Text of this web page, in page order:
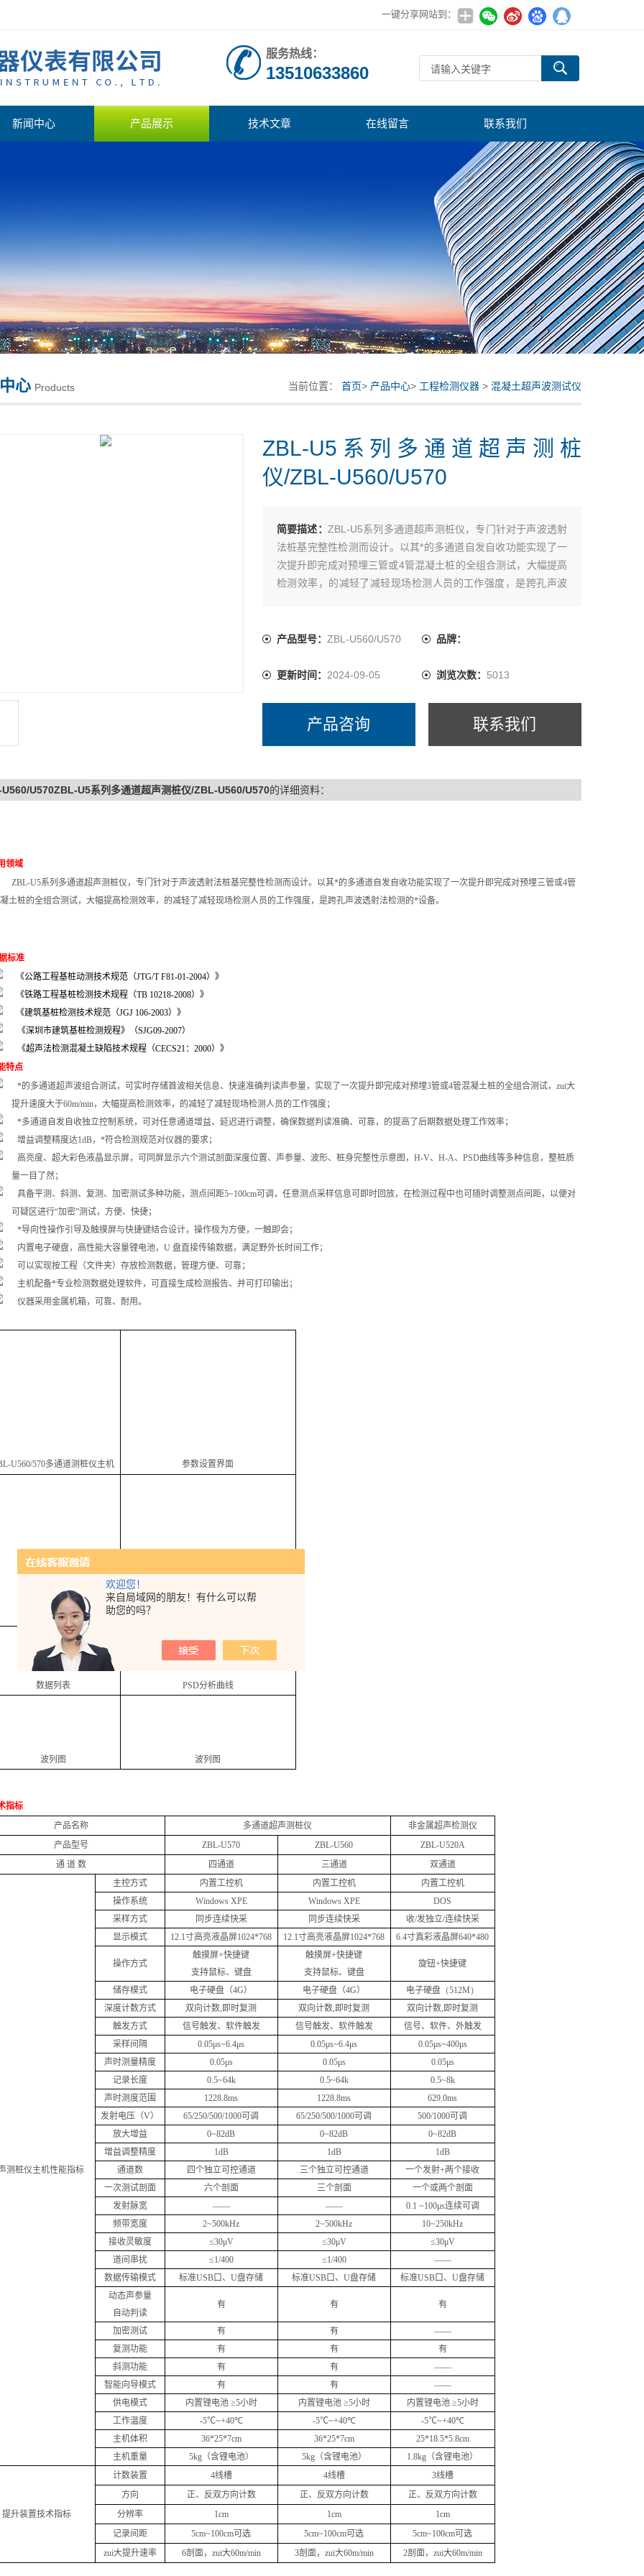
欢迎您！
来自局域网的朋友！有什么可以帮
助您的吗？
一键分享网站到：
服务热线：
13510633860
新闻中心 产品展示 技术文章 在线留言 联系我们
心 Products 当前位置： 首页> 产品中心> 工程检测仪器 > 混凝土超声波测试仪
ZBL-U5系列多通道超声测桩
仪/ZBL-U560/U570
简要描述： ZBL-U5系列多通道超声测桩仪，专门针对于声波透射
法桩基完整性检测而设计。以其*的多通道自发自收功能实现了一
次提升即完成对预埋三管或4管混凝土桩的全组合测试，大幅提高
检测效率，的减轻了减轻现场检测人员的工作强度，是跨孔声波
产品型号： ZBL-U560/U570 品牌：
更新时间： 2024-09-05 浏览次数： 5013
产品咨询 联系我们
U570ZBL-U5系列多通道超声测桩仪/ZBL-U560/U570的详细资料：
领域
ZBL-U5系列多通道超声测桩仪，专门针对于声波透射法桩基完整性检测而设计。以其*的多通道自发自收功能实现了一次提升即完成对预埋三管或4管
土桩的全组合测试，大幅提高检测效率，的减轻了减轻现场检测人员的工作强度，是跨孔声波透射法检测的*设备。
标准
《公路工程基桩动测技术规范（JTG/T F81-01-2004）》
《铁路工程基桩检测技术规程（TB 10218-2008）》
《建筑基桩检测技术规范（JGJ 106-2003）》
《深圳市建筑基桩检测规程》（SJG09-2007）
《超声法检测混凝土缺陷技术规程（CECS21：2000）》
特点
*的多通道超声波组合测试，可实时存储首波相关信息、快速准确判读声参量，实现了一次提升即完成对预埋3管或4管混凝土桩的全组合测试，zui大
提升速度大于60m/min，大幅提高检测效率，的减轻了减轻现场检测人员的工作强度；
*多通道自发自收独立控制系统，可对任意通道增益、延迟进行调整，确保数据判读准确、可靠，的提高了后期数据处理工作效率；
增益调整精度达1dB，*符合检测规范对仪器的要求；
高亮度、超大彩色液晶显示屏，可同屏显示六个测试剖面深度位置、声参量、波形、桩身完整性示意图， H-V、 H-A、 PSD曲线等多种信息，整桩质
量一目了然；
具备平测、斜测、复测、加密测试多种功能， 测点间距5~100cm可调，任意测点采样信息可即时回放，在检测过程中也可随时调整测点间距，以便对
可疑区进行“加密”测试，方便、快捷；
*导向性操作引导及触摸屏与快捷键结合设计，操作极为方便，一触即会；
内置电子硬盘，高性能大容量锂电池， U 盘直接传输数据，满足野外长时间工作；
可以实现按工程（文件夹）存放检测数据，管理方便、可靠；
主机配备*专业检测数据处理软件，可直接生成检测报告、并可打印输出；
仪器采用金属机箱，可靠、耐用。
U560/570多通道测桩仪主机 参数设置界面
斜测参数设置界面
数据列表 PSD分析曲线
波列图 波列图
指标
产品名称
多通道超声测桩仪
非金属超声检测仪
产品型号
ZBL-U570 ZBL-U560
ZBL-U520A
通 道 数
四通道 三通道 双通道
测桩仪主机性能指标
主控方式 内置工控机 内置工控机
内置工控机
操作系统
Windows XPE Windows XPE
DOS
采样方式
同步连续快采 同步连续快采 收/发独立/连续快采
显示模式
12.1寸高亮液晶屏1024*768 12.1寸高亮液晶屏1024*768 6.4寸真彩液晶屏640*480
操作方式
触摸屏+快捷键
支持鼠标、键盘
触摸屏+快捷键
支持鼠标、键盘
旋钮+快捷键
储存模式 电子硬盘（4G） 电子硬盘（4G） 电子硬盘 （512M）
深度计数方式
双向计数,即时复测 双向计数,即时复测 双向计数,即时复测
触发方式
信号触发、软件触发 信号触发、软件触发
信号、软件、外触发
采样间隔
0.05μs~6.4μs 0.05μs~6.4μs 0.05μs~400μs
声时测量精度
0.05μs 0.05μs 0.05μs
记录长度
0.5~64k 0.5~64k
0.5~8k
声时测度范围
1228.8ms 1228.8ms
629.0ms
发射电压（V） 65/250/500/1000可调 65/250/500/1000可调 500/1000可调
放大增益
0~82dB 0~82dB
0~82dB
增益调整精度
1dB 1dB
1dB
通道数
四个独立可控通道 三个独立可控通道 一个发射+两个接收
一次测试剖面
六个剖面 三个剖面
一个或两个剖面
发射脉宽
—— —— 0.1 ~100μs连续可调
频带宽度
2~500kHz 2~500kHz
10~250kHz
接收灵敏度
≤30μV ≤30μV ≤30μV
道间串扰
≤1/400 ≤1/400
——
数据传输模式
标准USB口、U盘存储 标准USB口、U盘存储 标准USB口、U盘存储
动态声参量
自动判读
有 有 有
加密测试 有 有
——
复测功能
有 有
有
斜测功能
有 有
——
智能向导模式
有 有
——
供电模式
内置锂电池 ≥5小时 内置锂电池 ≥5小时 内置锂电池 ≥5小时
工作温度
-5℃~+40℃ -5℃~+40℃ -5℃~+40℃
主机体积
36*25*7cm 36*25*7cm 25*18.5*5.8cm
主机重量
5kg（含锂电池） 5kg（含锂电池） 1.8kg （含锂电池）
提升装置技术指标
计数装置 4线槽 4线槽 3线槽
方向
正、反双方向计数 正、反双方向计数
正、反双方向计数
分辨率
1cm 1cm
1cm
记录间距
5cm~100cm可选 5cm~100cm可选 5cm~100cm可选
zui大提升速率
6剖面，zui大60m/min 3剖面，zui大60m/min 2剖面，zui大60m/min